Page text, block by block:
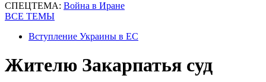
СПЕЦТЕМА: Война в Иране
ВСЕ ТЕМЫ
Вступление Украины в ЕС
Жителю Закарпатья суд